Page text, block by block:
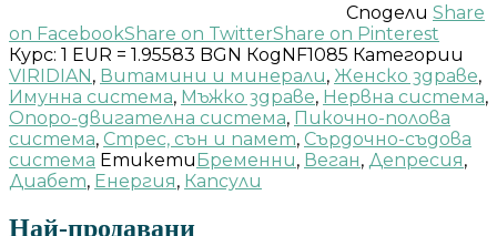
Сподели Share
on FacebookShare on TwitterShare on Pinterest
Курс: 1 EUR = 1.95583 BGN КодNF1085 Категории
VIRIDIAN, Витамини и минерали, Женско здраве,
Имунна система, Мъжко здраве, Нервна система,
Опоро-двигателна система, Пикочно-полова
система, Стрес, сън и памет, Сърдочно-съдова
система ЕтикетиБременни, Веган, Депресия,
Диабет, Енергия, Капсули
Най-продавани